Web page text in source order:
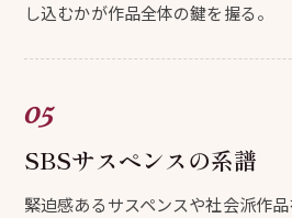
し込むかが作品全体の鍵を握る。
SBSサスペンスの系譜
緊迫感あるサスペンスや社会派作